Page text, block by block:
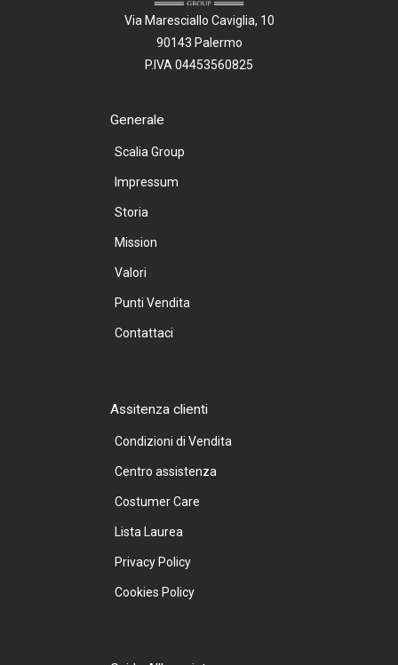
Via Maresciallo Caviglia, 10
90143 Palermo
P.IVA 04453560825
Generale
Scalia Group
Impressum
Storia
Mission
Valori
Punti Vendita
Contattaci
Assitenza clienti
Condizioni di Vendita
Centro assistenza
Costumer Care
Lista Laurea
Privacy Policy
Cookies Policy